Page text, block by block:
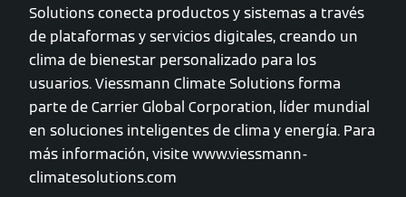
Solutions conecta productos y sistemas a través
de plataformas y servicios digitales, creando un
clima de bienestar personalizado para los
usuarios. Viessmann Climate Solutions forma
parte de Carrier Global Corporation, líder mundial
en soluciones inteligentes de clima y energía. Para
más información, visite www.viessmann-
climatesolutions.com